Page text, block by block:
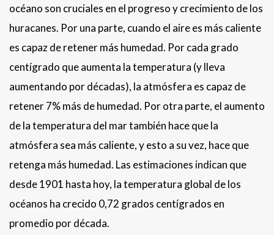
océano son cruciales en el progreso y crecimiento de los
huracanes. Por una parte, cuando el aire es más caliente
es capaz de retener más humedad. Por cada grado
centígrado que aumenta la temperatura (y lleva
aumentando por décadas), la atmósfera es capaz de
retener 7% más de humedad. Por otra parte, el aumento
de la temperatura del mar también hace que la
atmósfera sea más caliente, y esto a su vez, hace que
retenga más humedad. Las estimaciones indican que
desde 1901 hasta hoy, la temperatura global de los
océanos ha crecido 0,72 grados centígrados en
promedio por década.